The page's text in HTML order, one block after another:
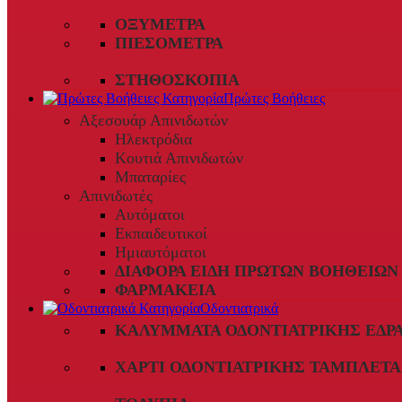
ΟΞΎΜΕΤΡΑ
ΠΙΕΣΌΜΕΤΡΑ
ΣΤΗΘΟΣΚΌΠΙΑ
Πρώτες Βοήθειες
Αξεσουάρ Απινιδωτών
Ηλεκτρόδια
Κουτιά Απινιδωτών
Μπαταρίες
Απινιδωτές
Αυτόματοι
Εκπαιδευτικοί
Ημιαυτόματοι
ΔΙΆΦΟΡΑ ΕΊΔΗ ΠΡΏΤΩΝ ΒΟΗΘΕΙΏΝ
ΦΑΡΜΑΚΕΊΑ
Οδοντιατρικά
ΚΑΛΎΜΜΑΤΑ ΟΔΟΝΤΙΑΤΡΙΚΉΣ
ΧΑΡΤΊ ΟΔΟΝΤΙΑΤΡΙΚΉΣ